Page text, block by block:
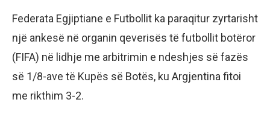
Federata Egjiptiane e Futbollit ka paraqitur zyrtarisht
një ankesë në organin qeverisës të futbollit botëror
(FIFA) në lidhje me arbitrimin e ndeshjes së fazës
së 1/8-ave të Kupës së Botës, ku Argjentina fitoi
me rikthim 3-2.